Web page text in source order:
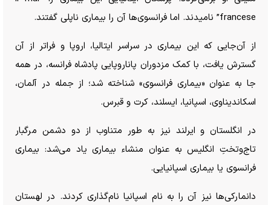
francese” نامیدند. اما فرانسوی‌ها آن را بیماری ناپلی گفتند.
از آن‌جایی که این بیماری در سراسر ایتالیا، اروپا و فراتر از آن
گسترش یافت، با کمک مزدوران پاناروپایی پادشاه فرانسه، در همه
جا به عنوان «بیماری فرانسوی» شناخته شد؛ از جمله در آلمان،
اسکاندیناوی، اسپانیا، ایسلند، کرت و قبرس.
در انگلستان و ایرلند نیز به طور متناوب از دو دشمن مرگبار
تاج‌وتختِ انگلیس به عنوان منشاء بیماری یاد می‌شد: بیماری
فرانسوی یا بیماری اسپانیایی.
دانمارکی‌ها نیز آن را به نام اسپانیا نام‌گذاری کردند. در لهستان